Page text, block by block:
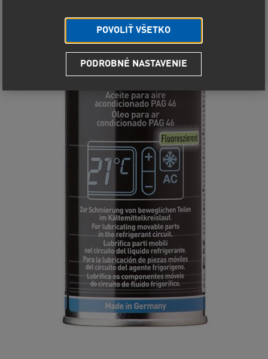
POVOLIŤ VŠETKO
PODROBNÉ NASTAVENIE